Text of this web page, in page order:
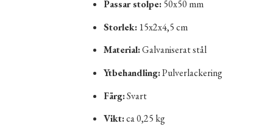
Passar stolpe:50x50 mm
Storlek: 15x2x4,5 cm
Material:Galvaniserat stål
Ytbehandling:Pulverlackering
Färg:Svart
Vikt:ca 0,25 kg